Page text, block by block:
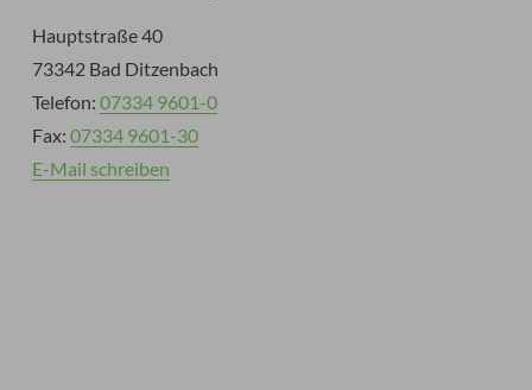
Hauptstraße 40
73342 Bad Ditzenbach
Telefon: 07334 9601-0
Fax: 07334 9601-30
E-Mail schreiben